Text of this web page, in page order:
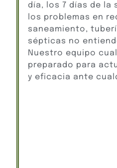
día, los 7 días de la
los problemas en
saneamiento,
sépticas no
Nuestro equipo
preparado para
y eficacia ante